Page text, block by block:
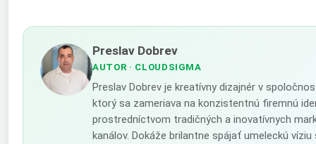
Preslav Dobrev
AUTOR · CLOUDSIGMA
Preslav Dobrev je kreatívny dizajnér v
ktorý sa zameriava na konzistentnú firemnú
prostredníctvom tradičných a inovatívnych
kanálov. Dokáže brilantne spájať umeleckú víziu